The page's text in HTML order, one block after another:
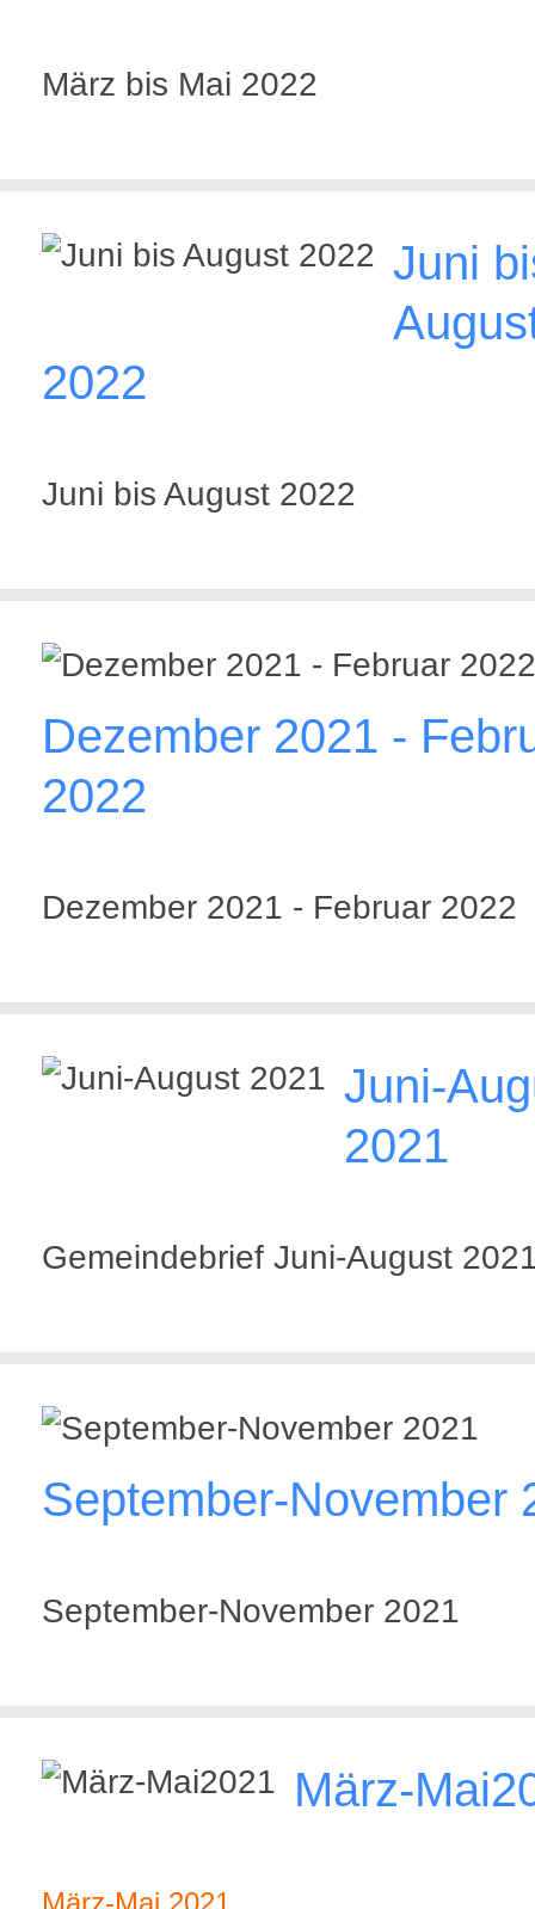
März bis Mai 2022
Juni
2022
Juni bis August 2022
Dezember 2021 -
2022
Dezember 2021 - Februar 2022
Juni-
2021
Gemeindebrief Juni-August
September-November
September-November 2021
März-